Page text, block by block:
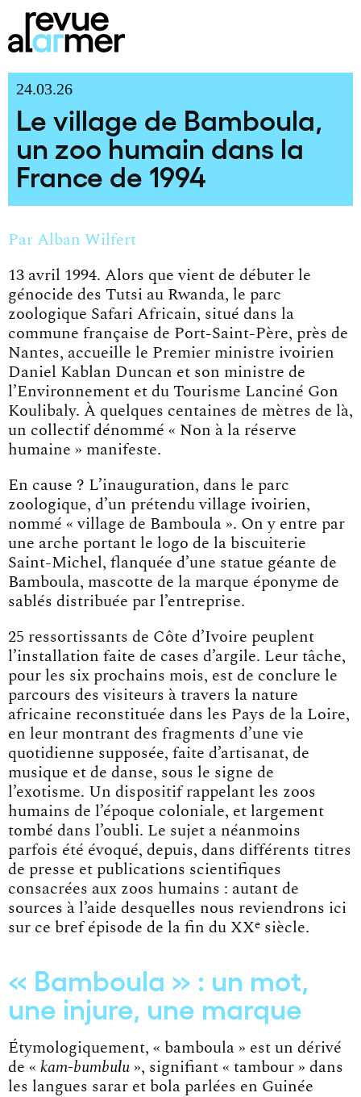
24.03.26
Le village de Bamboula,
un zoo humain dans la
France de 1994
Par Alban Wilfert
13 avril 1994. Alors que vient de débuter le
génocide des Tutsi au Rwanda, le parc
zoologique Safari Africain, situé dans la
commune française de Port-Saint-Père, près de
Nantes, accueille le Premier ministre ivoirien
Daniel Kablan Duncan et son ministre de
l’Environnement et du Tourisme Lanciné Gon
Koulibaly. À quelques centaines de mètres de là,
un collectif dénommé « Non à la réserve
humaine » manifeste.
En cause ? L’inauguration, dans le parc
zoologique, d’un prétendu village ivoirien,
nommé « village de Bamboula ». On y entre par
une arche portant le logo de la biscuiterie
Saint-Michel, flanquée d’une statue géante de
Bamboula, mascotte de la marque éponyme de
sablés distribuée par l’entreprise.
25 ressortissants de Côte d’Ivoire peuplent
l’installation faite de cases d’argile. Leur tâche,
pour les six prochains mois, est de conclure le
parcours des visiteurs à travers la nature
africaine reconstituée dans les Pays de la Loire,
en leur montrant des fragments d’une vie
quotidienne supposée, faite d’artisanat, de
musique et de danse, sous le signe de
l’exotisme. Un dispositif rappelant les zoos
humains de l’époque coloniale, et largement
tombé dans l’oubli. Le sujet a néanmoins
parfois été évoqué, depuis, dans différents titres
de presse et publications scientifiques
consacrées aux zoos humains : autant de
sources à l’aide desquelles nous reviendrons ici
sur ce bref épisode de la fin du XXe siècle.
« Bamboula » : un mot,
une injure, une marque
Étymologiquement, « bamboula » est un dérivé
de « kam-bumbulu », signifiant « tambour » dans
les langues sarar et bola parlées en Guinée